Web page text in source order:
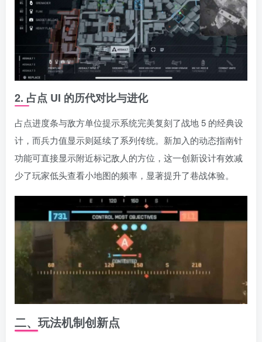
关注
网络游戏
1684热度
关注
问题求助
2. 占点 UI 的历代对比与进化
占点进度条与敌方单位提示系统完美复刻了战地 5 的经典设
计，而兵力值显示则延续了系列传统。新加入的动态指南针
功能可直接显示附近标记敌人的方位，这一创新设计有效减
少了玩家低头查看小地图的频率，显著提升了巷战体验。
二、玩法机制创新点